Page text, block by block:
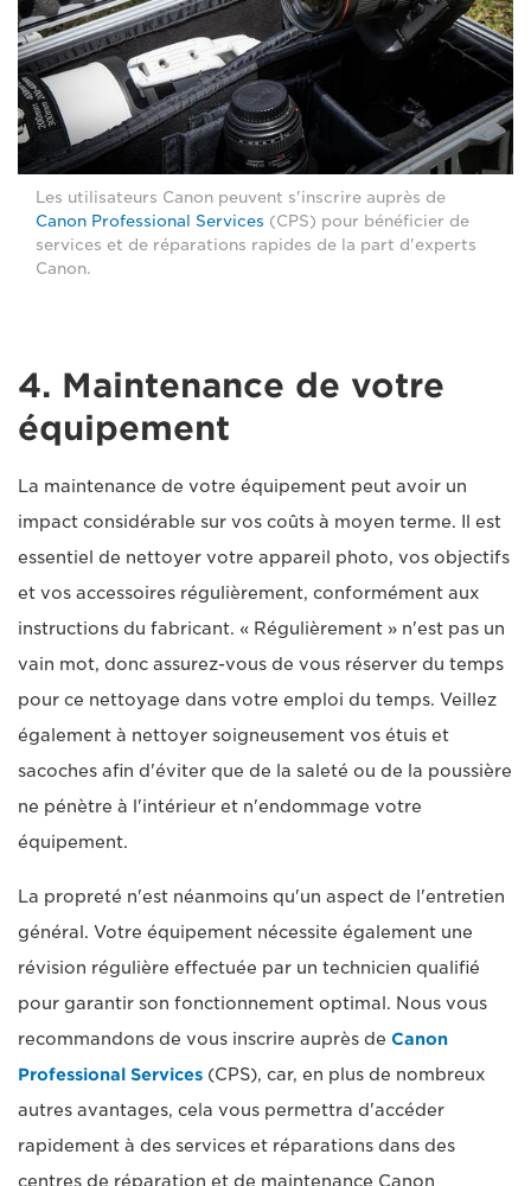
Les utilisateurs Canon peuvent s'inscrire auprès de
Canon Professional Services (CPS) pour bénéficier de
services et de réparations rapides de la part d'experts
Canon.
4. Maintenance de votre
équipement
La maintenance de votre équipement peut avoir un
impact considérable sur vos coûts à moyen terme. Il est
essentiel de nettoyer votre appareil photo, vos objectifs
et vos accessoires régulièrement, conformément aux
instructions du fabricant. « Régulièrement » n'est pas un
vain mot, donc assurez-vous de vous réserver du temps
pour ce nettoyage dans votre emploi du temps. Veillez
également à nettoyer soigneusement vos étuis et
sacoches afin d'éviter que de la saleté ou de la poussière
ne pénètre à l'intérieur et n'endommage votre
équipement.
La propreté n'est néanmoins qu'un aspect de l'entretien
général. Votre équipement nécessite également une
révision régulière effectuée par un technicien qualifié
pour garantir son fonctionnement optimal. Nous vous
recommandons de vous inscrire auprès de Canon
Professional Services (CPS), car, en plus de nombreux
autres avantages, cela vous permettra d'accéder
rapidement à des services et réparations dans des
centres de réparation et de maintenance Canon